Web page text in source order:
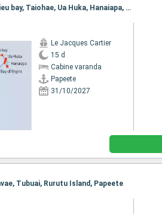
Itinerário : Papeete, Moorea, Makatea (Toamotu), Rangiroa, Ua Pou, Hatieu bay, Taiohae, Ua Huka, Hanaiapa, Puama'u, Hiva Oa, Bay of Virgins, Omoa, Hapatoni, Fakarava, Papeete
Le Jacques Cartier
15 d
Cabine varanda
Papeete
31/10/2027
Tubuai, Rurutu Island, Papeete